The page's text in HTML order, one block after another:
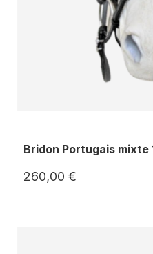
Bridon Portugais mixte
260,00 €